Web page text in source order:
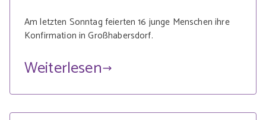
Am letzten Sonntag feierten 16 junge Menschen ihre
Konfirmation in Großhabersdorf.
Weiterlesen